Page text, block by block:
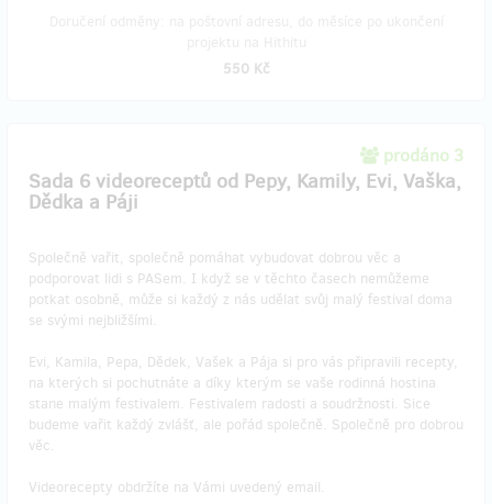
550 Kč
prodáno 3
Sada 6 videoreceptů od Pepy, Kamily, Evi, Vaška,
Dědka a Páji
Společně vařit, společně pomáhat vybudovat dobrou věc a
podporovat lidi s PASem. I když se v těchto časech nemůžeme
potkat osobně, může si každý z nás udělat svůj malý festival doma
se svými nejbližšími.
Evi, Kamila, Pepa, Dědek, Vašek a Pája si pro vás připravili recepty,
na kterých si pochutnáte a díky kterým se vaše rodinná hostina
stane malým festivalem. Festivalem radosti a soudržnosti. Sice
budeme vařit každý zvlášť, ale pořád společně. Společně pro dobrou
věc.
Videorecepty obdržíte na Vámi uvedený email.